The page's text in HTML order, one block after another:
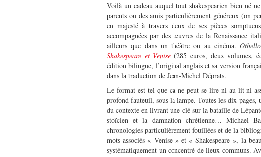
Voilà un cadeau auquel tout shakespearien bien né
parents ou des amis particulièrement généreux (on
en majesté à travers deux de ses pièces
accompagnées par des œuvres de la Renaissance
ailleurs que dans un théâtre ou au cinéma.Othello
Shakespeare et Venise (285 euros, deux volumes,
édition bilingue, l’original anglais et sa version
dans la traduction de Jean-Michel Déprats.
Le format est tel que ca ne peut se lire ni au lit ni
profond fauteuil, sous la lampe. Toutes les dix
du contexte en livrant une clé sur la bataille de
stoïcien et la damnation chrétienne… Michael
chronologies particulièrement fouillées et de la
mots associés « Venise » et « Shakespeare », la
systématiquement un concentré de lieux communs.